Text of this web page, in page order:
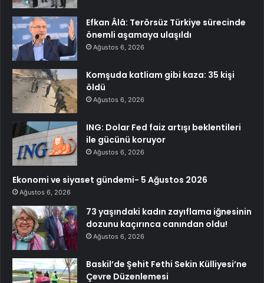
Efkan Âlâ: Terörsüz Türkiye sürecinde
önemli aşamaya ulaşıldı
Ağustos 6, 2026
Komşuda katliam gibi kaza: 35 kişi
öldü
Ağustos 6, 2026
ING: Dolar Fed faiz artışı beklentileri
ile gücünü koruyor
Ağustos 6, 2026
Ekonomi ve siyaset gündemi- 5 Ağustos 2026
Ağustos 6, 2026
73 yaşındaki kadın zayıflama iğnesinin
dozunu kaçırınca canından oldu!
Ağustos 6, 2026
Baskil’de Şehit Fethi Sekin Külliyesi’ne
Çevre Düzenlemesi